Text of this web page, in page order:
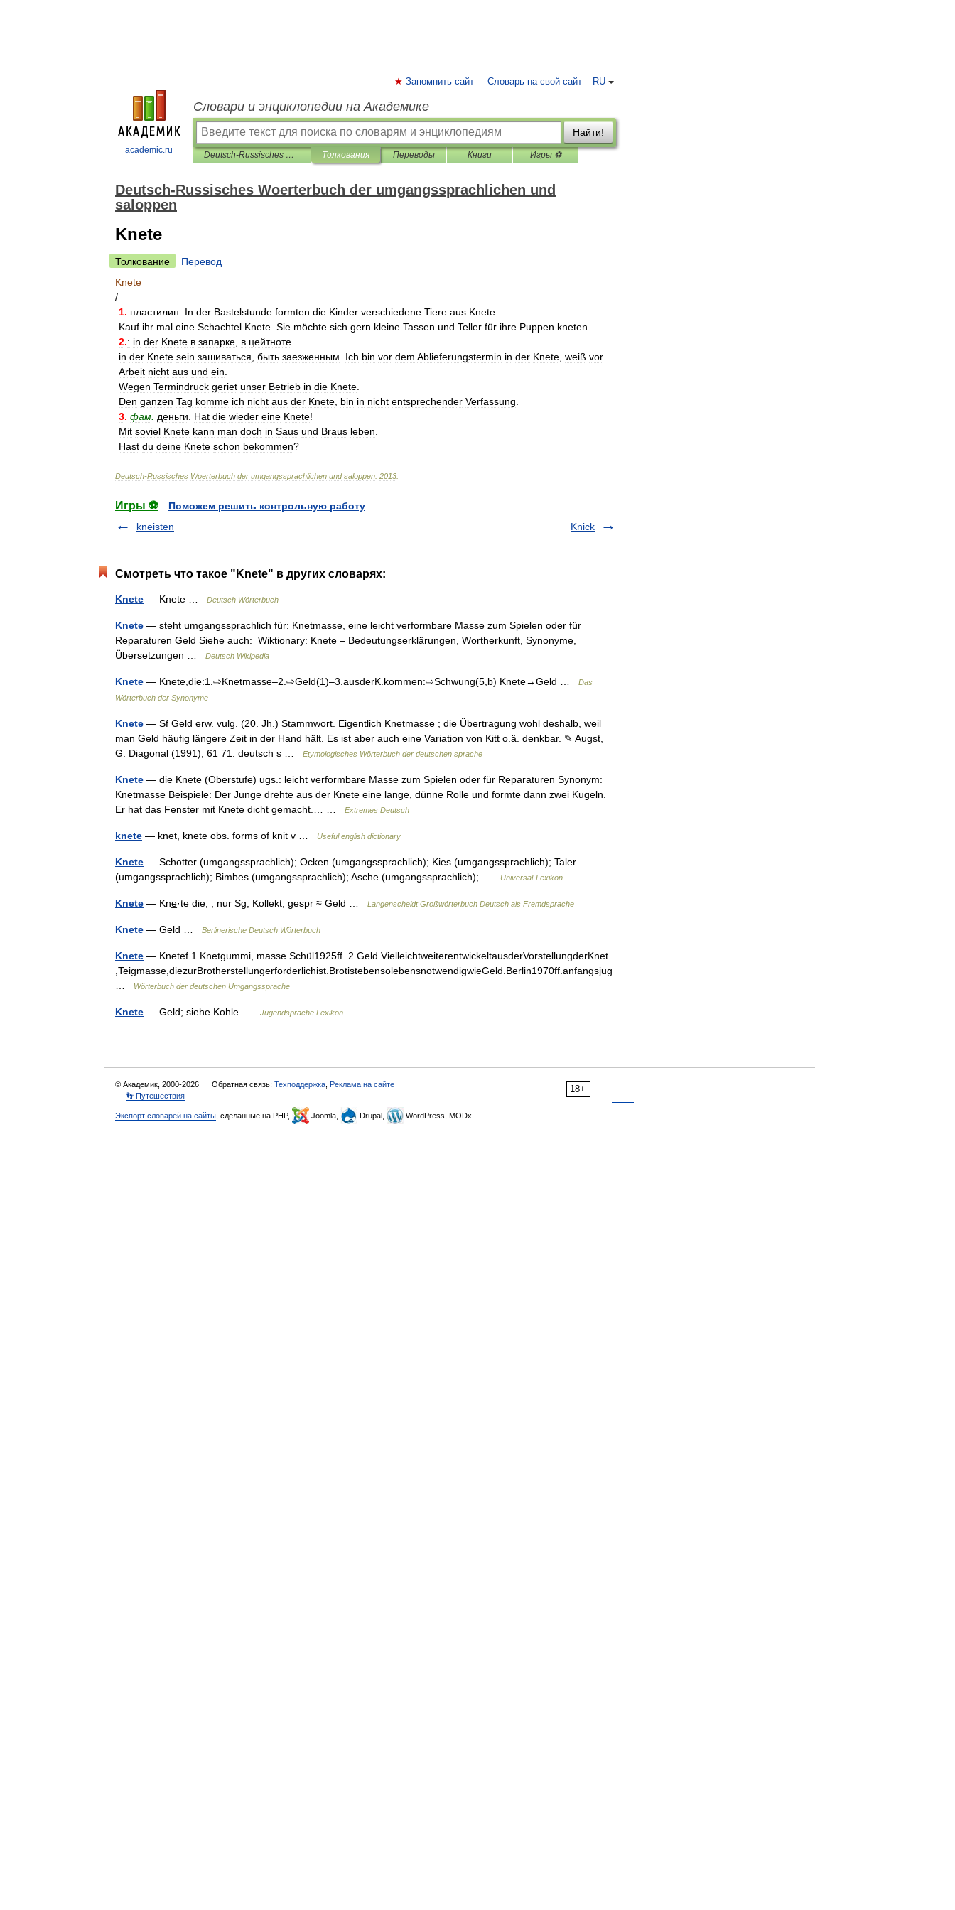
academic.ru
RU
Запомнить сайт Словарь на свой сайт
Словари и энциклопедии на Академике
Найти!
Deutsch-Russisches Woerterbuch der umgangssprachlichen und saloppen Толкования Переводы Книги Игры ⚽
Deutsch-Russisches Woerterbuch der umgangssprachlichen und
saloppen
Knete
Толкование
Перевод
Knete
/
1. пластилин In der Bastelstunde formten die Kinder verschiedene Tiere aus Knete
Kauf ihr mal eine Schachtel Knete Sie möchte sich gern kleine Tassen und Teller für ihre Puppen kneten
2.: in der Knete в запарке в цейтноте
in der Knete sein зашиваться быть заезженным Ich bin vor dem Ablieferungstermin in der Knete weiß vor
Arbeit nicht aus und ein
Wegen Termindruck geriet unser Betrieb in die Knete
Den ganzen Tag komme ich nicht aus der Knete bin in nicht entsprechender Verfassung
3. фам деньги Hat die wieder eine Knete!
Mit soviel Knete kann man doch in Saus und Braus leben
Hast du deine Knete schon bekommen?
Deutsch-Russisches Woerterbuch der umgangssprachlichen und saloppen 2013
Игры ⚽
Поможем решить контрольную работу
kneisten
Knick
Смотреть что такое "Knete" в других словарях:
Knete — Knete … Deutsch Wörterbuch
Knete — steht umgangssprachlich für: Knetmasse, eine leicht verformbare Masse zum Spielen oder für
Reparaturen Geld Siehe auch: Wiktionary: Knete – Bedeutungserklärungen, Wortherkunft, Synonyme,
Übersetzungen …
Deutsch Wikipedia
Knete — Knete,die:1.⇨Knetmasse–2.⇨Geld(1)–3.ausderK.kommen:⇨Schwung(5,b) Knete→Geld …
Das
Wörterbuch der Synonyme
Knete — Sf Geld erw. vulg. (20. Jh.) Stammwort. Eigentlich Knetmasse ; die Übertragung wohl deshalb, weil
man Geld häufig längere Zeit in der Hand hält. Es ist aber auch eine Variation von Kitt o.ä. denkbar. ✎ Augst,
G. Diagonal (1991), 61 71. deutsch s …
Etymologisches Wörterbuch der deutschen sprache
Knete — die Knete (Oberstufe) ugs.: leicht verformbare Masse zum Spielen oder für Reparaturen Synonym:
Knetmasse Beispiele: Der Junge drehte aus der Knete eine lange, dünne Rolle und formte dann zwei Kugeln.
Er hat das Fenster mit Knete dicht gemacht.… …
Extremes Deutsch
knete — knet, knete obs. forms of knit v … Useful english dictionary
Knete — Schotter (umgangssprachlich); Ocken (umgangssprachlich); Kies (umgangssprachlich); Taler
(umgangssprachlich); Bimbes (umgangssprachlich); Asche (umgangssprachlich); …
Universal-Lexikon
Knete — Kne̲·te die; ; nur Sg, Kollekt, gespr ≈ Geld … Langenscheidt Großwörterbuch Deutsch als Fremdsprache
Knete — Geld … Berlinerische Deutsch Wörterbuch
Knete — Knetef 1.Knetgummi, masse.Schül1925ff. 2.Geld.VielleichtweiterentwickeltausderVorstellungderKnet
,Teigmasse,diezurBrotherstellungerforderlichist.BrotistebensolebensnotwendigwieGeld.Berlin1970ff.anfangsjug
Wörterbuch der deutschen Umgangssprache
Knete — Geld; siehe Kohle … Jugendsprache Lexikon
18+
© Академик, 2000-2026 Обратная связь: Техподдержка Реклама на сайте
👣 Путешествия
Экспорт словарей на сайты , сделанные на PHP, Joomla, Drupal, WordPress, MODx.